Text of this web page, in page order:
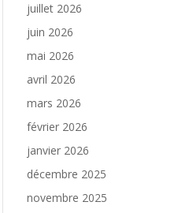
juillet 2026
juin 2026
mai 2026
avril 2026
mars 2026
février 2026
janvier 2026
décembre 2025
novembre 2025